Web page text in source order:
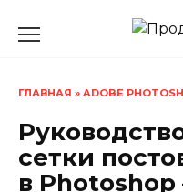
ГЛАВНАЯ » ADOBE
сетки
в